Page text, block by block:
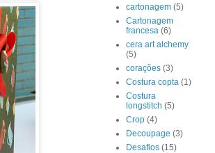
cartonagem (5)
Cartonagem
francesa (6)
cera art alchemy
(5)
corações (3)
Costura copta (1)
Costura
longstitch (5)
Crop (4)
Decoupage (3)
Desafios (15)